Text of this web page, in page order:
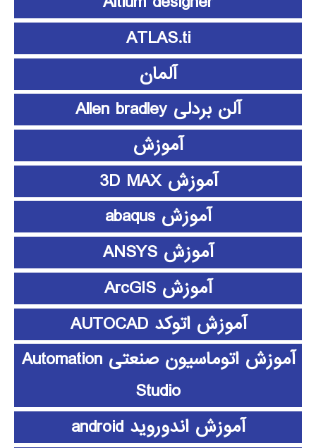
ATLAS.ti
آلمان
آلن بردلی Allen bradley
آموزش
آموزش 3D MAX
آموزش abaqus
آموزش ANSYS
آموزش ArcGIS
آموزش اتوکد AUTOCAD
آموزش اتوماسیون صنعتی Automation
Studio
آموزش اندوروید android